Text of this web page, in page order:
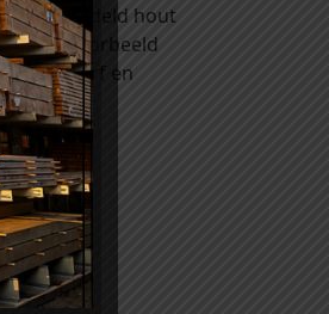
onbehandeld hout
bijvoorbeeld
bij de verf en